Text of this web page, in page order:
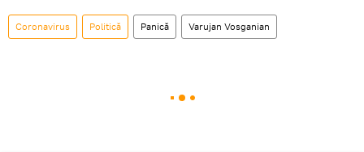
Coronavirus Politică Panică Varujan Vosganian